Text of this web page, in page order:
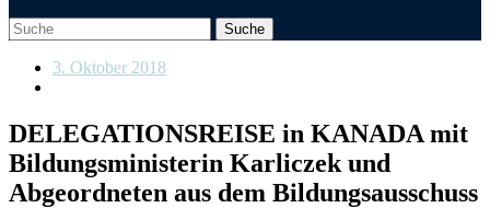
3. Oktober 2018
DELEGATIONSREISE in KANADA mit
Bildungsministerin Karliczek und
Abgeordneten aus dem Bildungsausschuss